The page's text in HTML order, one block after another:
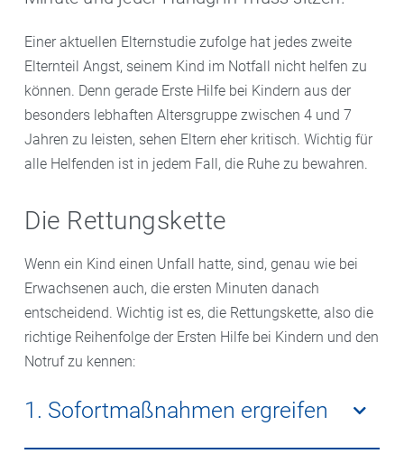
Einer aktuellen Elternstudie zufolge hat jedes zweite
Elternteil Angst, seinem Kind im Notfall nicht helfen zu
können. Denn gerade Erste Hilfe bei Kindern aus der
besonders lebhaften Altersgruppe zwischen 4 und 7
Jahren zu leisten, sehen Eltern eher kritisch. Wichtig für
alle Helfenden ist in jedem Fall, die Ruhe zu bewahren.
Die Rettungskette
Wenn ein Kind einen Unfall hatte, sind, genau wie bei
Erwachsenen auch, die ersten Minuten danach
entscheidend. Wichtig ist es, die Rettungskette, also die
richtige Reihenfolge der Ersten Hilfe bei Kindern und den
Notruf zu kennen:
1. Sofortmaßnahmen ergreifen
Sichern Sie die Unfallstelle ab. Dabei sollten Sie Ihren